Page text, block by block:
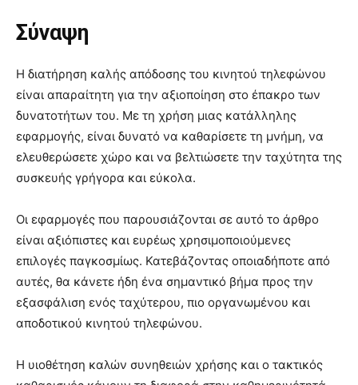
Σύναψη
Η διατήρηση καλής απόδοσης του κινητού τηλεφώνου
είναι απαραίτητη για την αξιοποίηση στο έπακρο των
δυνατοτήτων του. Με τη χρήση μιας κατάλληλης
εφαρμογής, είναι δυνατό να καθαρίσετε τη μνήμη, να
ελευθερώσετε χώρο και να βελτιώσετε την ταχύτητα της
συσκευής γρήγορα και εύκολα.
Οι εφαρμογές που παρουσιάζονται σε αυτό το άρθρο
είναι αξιόπιστες και ευρέως χρησιμοποιούμενες
επιλογές παγκοσμίως. Κατεβάζοντας οποιαδήποτε από
αυτές, θα κάνετε ήδη ένα σημαντικό βήμα προς την
εξασφάλιση ενός ταχύτερου, πιο οργανωμένου και
αποδοτικού κινητού τηλεφώνου.
Η υιοθέτηση καλών συνηθειών χρήσης και ο τακτικός